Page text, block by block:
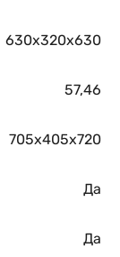
630х320х630
57,46
705х405х720
Да
Да